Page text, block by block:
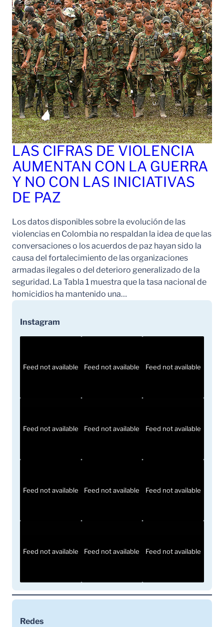
LAS CIFRAS DE VIOLENCIA
AUMENTAN CON LA GUERRA
Y NO CON LAS INICIATIVAS
DE PAZ
Los datos disponibles sobre la evolución de las
violencias en Colombia no respaldan la idea de que las
conversaciones o los acuerdos de paz hayan sido la
causa del fortalecimiento de las organizaciones
armadas ilegales o del deterioro generalizado de la
seguridad. La Tabla 1 muestra que la tasa nacional de
homicidios ha mantenido una…
Instagram
Feed not available Feed not available Feed not available
Feed not available Feed not available Feed not available
Feed not available Feed not available Feed not available
Feed not available Feed not available Feed not available
Redes